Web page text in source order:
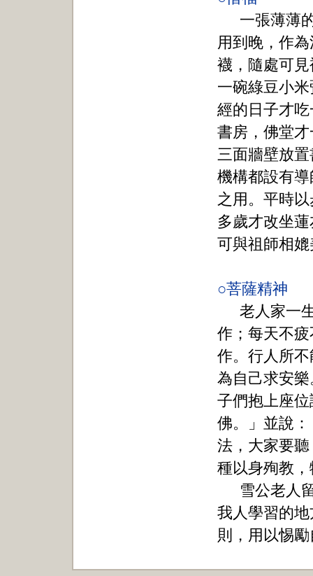
一張薄薄
用到晚，作
襪，隨處可
一碗綠豆小
經的日子才
書房，佛堂
三面牆壁放
機構都設有
之用。平時
多歲才改坐
可與祖師相
○菩薩精神
老人家一
作；每天不
作。行人所
為自己求安
子們抱上座
佛。」並說
法，大家要
種以身殉教
雪公老人
我人學習的
則，用以惕